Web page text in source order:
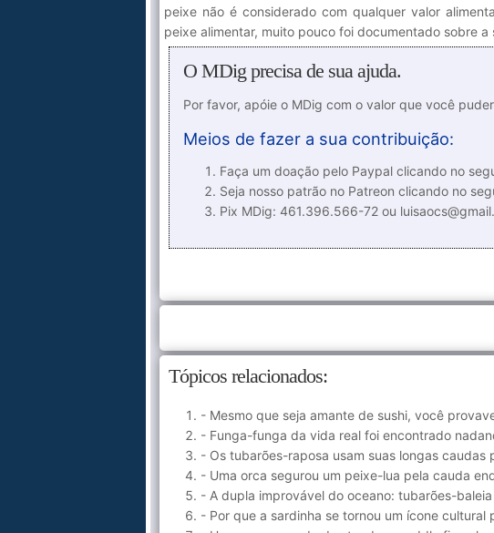
peixe não é considerado com qualquer valor
peixe alimentar, muito pouco foi documentado sobre
O MDig precisa de sua ajuda.
Por favor, apóie o MDig com o valor que você
Meios de fazer a sua contribuição:
Faça um doação pelo Paypal clicando no
Seja nosso patrão no Patreon clicando no
Pix MDig: 461.396.566-72 ou
Tópicos relacionados:
- Mesmo que seja amante de sushi, você
- Funga-funga da vida real foi encontrado
- Os tubarões-raposa usam suas longas
- Uma orca segurou um peixe-lua pela cauda
- A dupla improvável do oceano: tubarões-
- Por que a sardinha se tornou um ícone cultural